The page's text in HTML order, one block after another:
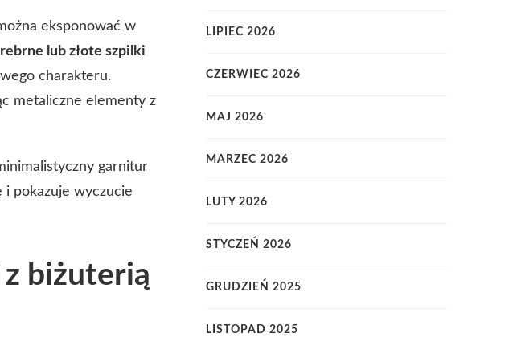
eksponować w
lub złote szpilki
charakteru.
metaliczne elementy z
garnitur
i pokazuje wyczucie
z biżuterią
LIPIEC 2026
CZERWIEC 2026
MAJ 2026
MARZEC 2026
LUTY 2026
STYCZEŃ 2026
GRUDZIEŃ 2025
LISTOPAD 2025